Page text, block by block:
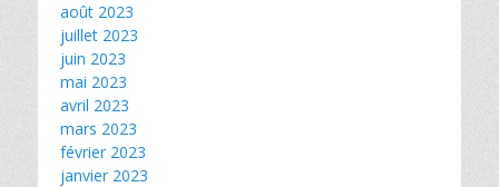
août 2023
juillet 2023
juin 2023
mai 2023
avril 2023
mars 2023
février 2023
janvier 2023